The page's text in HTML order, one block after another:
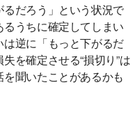
だろう」という状況で
るうちに確定してしまい
逆に「もっと下がるだ
を確定させる“損切り”は
聞いたことがあるかも